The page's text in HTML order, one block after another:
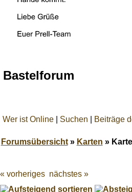
Bastelforum
Wer ist Online Suchen Beiträge
Forumsübersicht» Karten »
Best
online
« vorheriges nächstes »